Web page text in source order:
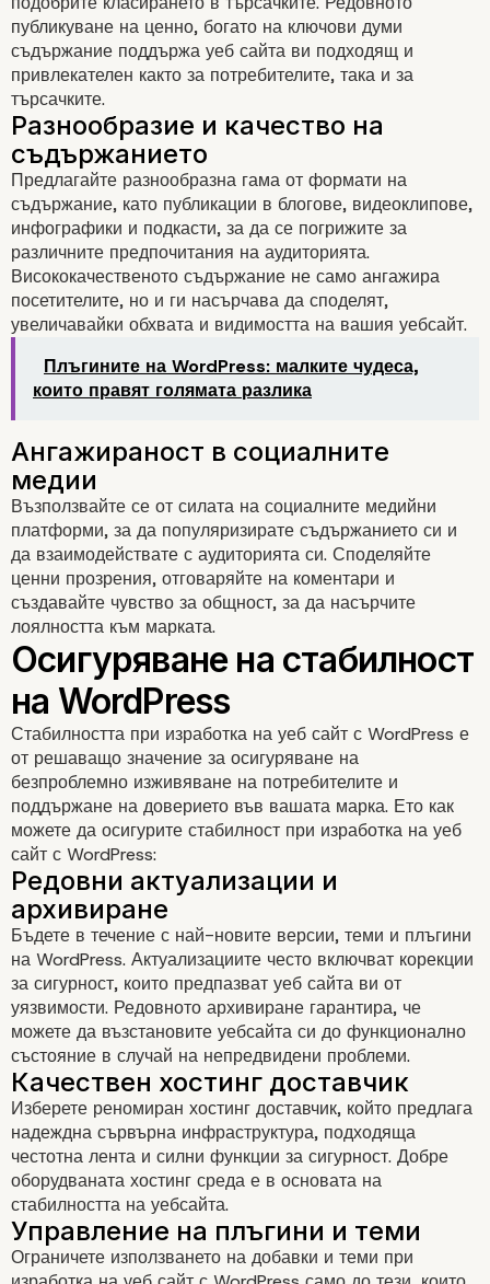
Разбиране на
клиентския трафик
Оптимизация за търсачки
публикуване на ценно, богато на ключови думи
съдържание поддържа уеб сайта ви подходящ и
привлекателен както за потребителите, така и за
търсачките.
Разнообразие и качество на
съдържанието
Предлагайте разнообразна гама от формати на
съдържание, като публикации в блогове, видеоклипове,
инфографики и подкасти, за да се погрижите за
различните предпочитания на аудиторията.
Висококачественото съдържание не само ангажира
посетителите, но и ги насърчава да споделят,
увеличавайки обхвата и видимостта на вашия уебсайт.
Плъгините на WordPress: малките чудеса,
които правят голямата разлика
Ангажираност в социалните
медии
Възползвайте се от силата на социалните медийни
платформи, за да популяризирате съдържанието си и
да взаимодействате с аудиторията си. Споделяйте
ценни прозрения, отговаряйте на коментари и
създавайте чувство за общност, за да насърчите
лоялността към марката.
Стабилността при изработка на уеб сайт с WordPress е
от решаващо значение за осигуряване на
безпроблемно изживяване на потребителите и
поддържане на доверието във вашата марка. Ето как
можете да осигурите стабилност при изработка на уеб
сайт с WordPress:
Бъдете в течение с най-новите версии, теми и плъгини
на WordPress. Актуализациите често включват корекции
за сигурност, които предпазват уеб сайта ви от
уязвимости. Редовното архивиране гарантира, че
можете да възстановите уебсайта си до функционално
състояние в случай на непредвидени проблеми.
Изберете реномиран хостинг доставчик, който предлага
надеждна сървърна инфраструктура, подходяща
честотна лента и силни функции за сигурност. Добре
оборудваната хостинг среда е в основата на
стабилността на уебсайта.
Ограничете използването на добавки и теми при